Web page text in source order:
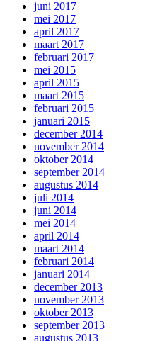
juni 2017
mei 2017
april 2017
maart 2017
februari 2017
mei 2015
april 2015
maart 2015
februari 2015
januari 2015
december 2014
november 2014
oktober 2014
september 2014
augustus 2014
juli 2014
juni 2014
mei 2014
april 2014
maart 2014
februari 2014
januari 2014
december 2013
november 2013
oktober 2013
september 2013
augustus 2013